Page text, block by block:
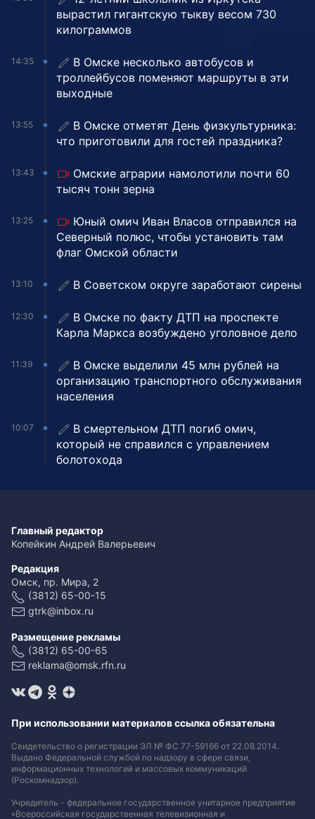
вырастил гигантскую тыкву весом 730
килограммов
14:35
В Омске несколько автобусов и
троллейбусов поменяют маршруты в эти
выходные
13:55
В Омске отметят День физкультурника:
что приготовили для гостей праздника?
13:43
Омские аграрии намолотили почти 60
тысяч тонн зерна
13:25
Юный омич Иван Власов отправился на
Северный полюс, чтобы установить там
флаг Омской области
13:10 В Советском округе заработают сирены
12:30
В Омске по факту ДТП на проспекте
Карла Маркса возбуждено уголовное дело
11:39
В Омске выделили 45 млн рублей на
организацию транспортного обслуживания
населения
10:07
В смертельном ДТП погиб омич,
который не справился с управлением
болотохода
Главный редактор
Копейкин Андрей Валерьевич
Редакция
Омск, пр. Мира, 2
(3812) 65-00-15
gtrk@inbox.ru
Размещение рекламы
(3812) 65-00-65
reklama@omsk.rfn.ru
При использовании материалов ссылка обязательна
Свидетельство о регистрации ЭЛ № ФС 77-59166 от 22.08.2014.
Выдано Федеральной службой по надзору в сфере связи,
информационных технологий и массовых коммуникаций
(Роскомнадзор).
Учредитель - федеральное государственное унитарное предприятие
«Всероссийская государственная телевизионная и